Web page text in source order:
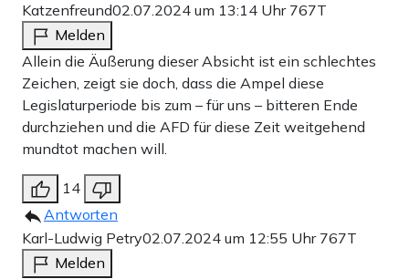
Katzenfreund02.07.2024 um 13:14 Uhr 767T
Melden
Allein die Äußerung dieser Absicht ist ein schlechtes
Zeichen, zeigt sie doch, dass die Ampel diese
Legislaturperiode bis zum – für uns – bitteren Ende
durchziehen und die AFD für diese Zeit weitgehend
mundtot machen will.
14
Antworten
Karl-Ludwig Petry02.07.2024 um 12:55 Uhr 767T
Melden